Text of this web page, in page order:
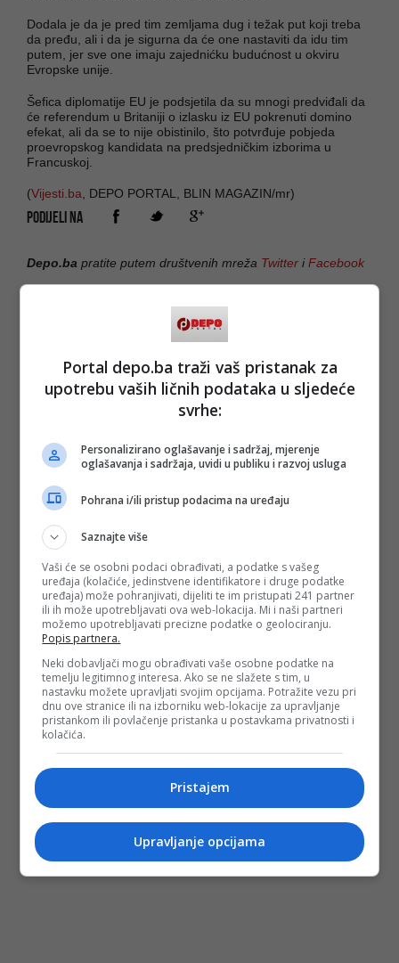
Dodala je da je pred tim zemljama dug i težak put koji treba
da pređu, ali i da je sigurna da će one nastaviti da idu tim
putem, jer sve one imaju zajednićku budućnost u okviru
Evropske unije.
Šefica diplomatije EU je podsjetila da su mnogi predviđali da
će referendum u Britaniji o izlasku iz EU pokrenuti domino
efekat, ali da se to nije obistinilo, što potvrđuje pobjeda
proevropskog kandidata na predsjedničkim izborima u
Francuskoj.
(Vijesti.ba , DEPO PORTAL, BLIN MAGAZIN/mr)
PODIJELI NA
Depo.ba pratite putem društvenih mreža Twitter iFacebook
#Federica Mogherini
Portal depo.ba traži vaš pristanak za
upotrebu vaših ličnih podataka u sljedeće
svrhe:
Personalizirano oglašavanje i sadržaj, mjerenje
oglašavanja i sadržaja, uvidi u publiku i razvoj usluga
Pohrana i/ili pristup podacima na uređaju
Saznajte više
Vaši će se osobni podaci obrađivati, a podatke s vašeg
uređaja (kolačiće, jedinstvene identifikatore i druge podatke
uređaja) može pohranjivati, dijeliti te im pristupati 241 partner
ili ih može upotrebljavati ova web-lokacija. Mi i naši partneri
možemo upotrebljavati precizne podatke o geolociranju.
Popis partnera.
Neki dobavljači mogu obrađivati vaše osobne podatke na
temelju legitimnog interesa. Ako se ne slažete s tim, u
nastavku možete upravljati svojim opcijama. Potražite vezu pri
dnu ove stranice ili na izborniku web-lokacije za upravljanje
pristankom ili povlačenje pristanka u postavkama privatnosti i
kolačića.
Pristajem
Upravljanje opcijama